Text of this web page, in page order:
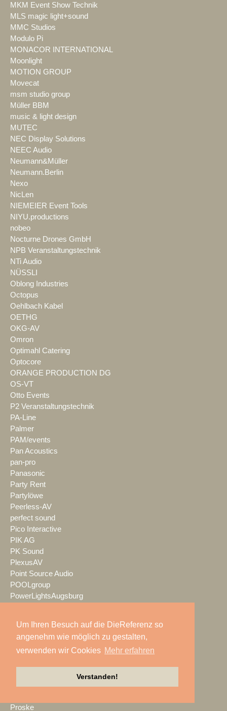
Um Ihren Besuch auf die DieReferenz so
angenehm wie möglich zu gestalten,
verwenden wir Cookies Mehr erfahren
Verstanden!
MKM Event Show Technik
MLS magic light+sound
MMC Studios
Modulo Pi
MONACOR INTERNATIONAL
Moonlight
MOTION GROUP
Movecat
msm studio group
Müller BBM
music & light design
MUTEC
NEC Display Solutions
NEEC Audio
Neumann&Müller
Neumann.Berlin
Nexo
NicLen
NIEMEIER Event Tools
NIYU.productions
nobeo
Nocturne Drones GmbH
NPB Veranstaltungstechnik
NTi Audio
NÜSSLI
Oblong Industries
Octopus
Oehlbach Kabel
OETHG
OKG-AV
Omron
Optimahl Catering
Optocore
ORANGE PRODUCTION DG
OS-VT
Otto Events
P2 Veranstaltungstechnik
PA-Line
Palmer
PAM/events
Pan Acoustics
pan-pro
Panasonic
Party Rent
Partylöwe
Peerless-AV
perfect sound
Pico Interactive
PIK AG
PK Sound
PlexusAV
Point Source Audio
POOLgroup
PowerLightsAugsburg
Pro Audio-Technik
ProAudio Technology
ProCase
Prolyte
Proske